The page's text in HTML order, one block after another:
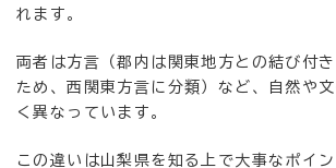
れます。
両者は方言（郡内は関東地方との結び付
ため、西関東方言に分類）など、自然や
く異なっています。
この違いは山梨県を知る上で大事なポイン